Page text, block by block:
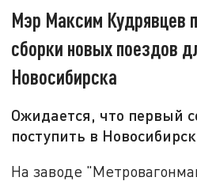
Мэр Максим Кудрявцев
сборки новых поездов
Новосибирска
Ожидается, что первый
поступить в
На заводе